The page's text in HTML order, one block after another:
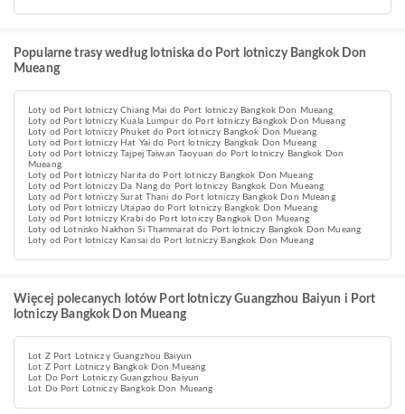
Popularne trasy według lotniska do Port lotniczy Bangkok Don
Mueang
Loty od Port lotniczy Chiang Mai do Port lotniczy Bangkok Don Mueang
Loty od Port lotniczy Kuala Lumpur do Port lotniczy Bangkok Don Mueang
Loty od Port lotniczy Phuket do Port lotniczy Bangkok Don Mueang
Loty od Port lotniczy Hat Yai do Port lotniczy Bangkok Don Mueang
Loty od Port lotniczy Tajpej Taiwan Taoyuan do Port lotniczy Bangkok Don
Mueang
Loty od Port lotniczy Narita do Port lotniczy Bangkok Don Mueang
Loty od Port lotniczy Da Nang do Port lotniczy Bangkok Don Mueang
Loty od Port lotniczy Surat Thani do Port lotniczy Bangkok Don Mueang
Loty od Port lotniczy Utapao do Port lotniczy Bangkok Don Mueang
Loty od Port lotniczy Krabi do Port lotniczy Bangkok Don Mueang
Loty od Lotnisko Nakhon Si Thammarat do Port lotniczy Bangkok Don Mueang
Loty od Port lotniczy Kansai do Port lotniczy Bangkok Don Mueang
Więcej polecanych lotów Port lotniczy Guangzhou Baiyun i Port
lotniczy Bangkok Don Mueang
Lot Z Port Lotniczy Guangzhou Baiyun
Lot Z Port Lotniczy Bangkok Don Mueang
Lot Do Port Lotniczy Guangzhou Baiyun
Lot Do Port Lotniczy Bangkok Don Mueang